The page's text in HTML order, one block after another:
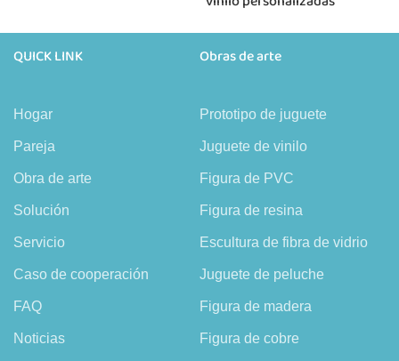
QUICK LINK
Hogar
Pareja
Obra de arte
Solución
Servicio
Caso de cooperación
FAQ
Noticias
Obras de arte
Prototipo de juguete
Juguete de vinilo
Figura de PVC
Figura de resina
Escultura de fibra de vidrio
Juguete de peluche
Figura de madera
Figura de cobre